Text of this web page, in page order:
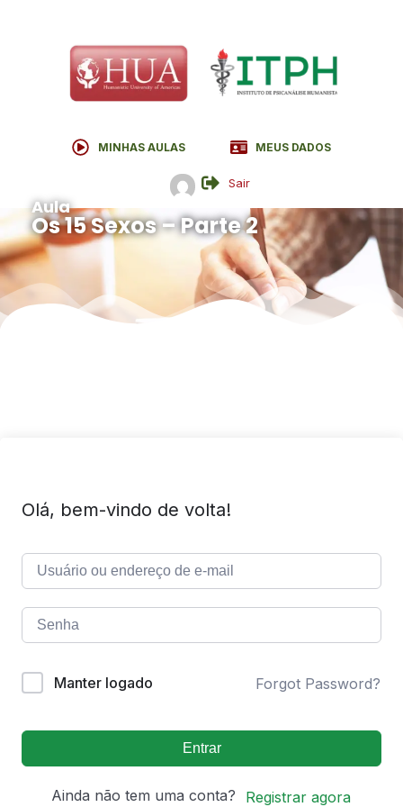
MINHAS AULAS MEUS DADOS
Sair
Aula
Os 15 Sexos – Parte 2
Olá, bem-vindo de volta!
Manter logado Forgot Password?
Entrar
Ainda não tem uma conta? Registrar agora